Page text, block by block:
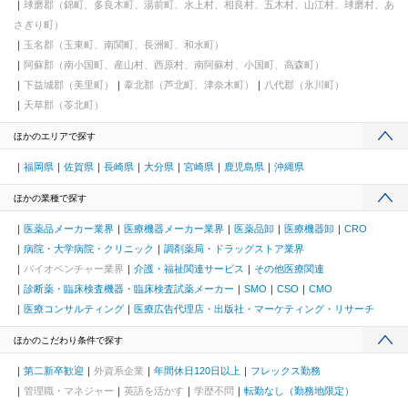
球磨郡（錦町、多良木町、湯前町、水上村、相良村、五木村、山江村、球磨村、あ
さぎり町）
玉名郡（玉東町、南関町、長洲町、和水町）
阿蘇郡（南小国町、産山村、西原村、南阿蘇村、小国町、高森町）
下益城郡（美里町）
葦北郡（芦北町、津奈木町）
八代郡（氷川町）
天草郡（苓北町）
ほかのエリアで探す
福岡県 佐賀県 長崎県 大分県 宮崎県 鹿児島県 沖縄県
ほかの業種で探す
医薬品メーカー業界 医療機器メーカー業界 医薬品卸 医療機器卸
CRO
病院・大学病院・クリニック
調剤薬局・ドラッグストア業界
バイオベンチャー業界
介護・福祉関連サービス
その他医療関連
診断薬・臨床検査機器・臨床検査試薬メーカー
SMO CSO
CMO
医療コンサルティング
医療広告代理店・出版社・マーケティング・リサーチ
ほかのこだわり条件で探す
第二新卒歓迎 外資系企業 年間休日120日以上
フレックス勤務
管理職・マネジャー
英語を活かす 学歴不問
転勤なし（勤務地限定）